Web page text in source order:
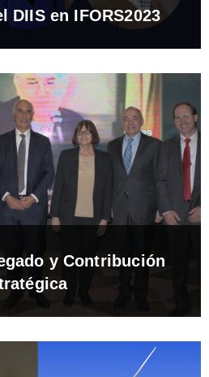
DIIS en IFORS2023
y Contribución